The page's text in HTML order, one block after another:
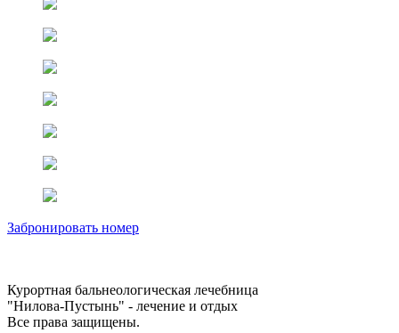
Забронировать номер
Курортная бальнеологическая лечебница
"Нилова-Пустынь" - лечение и отдых
Все права защищены.